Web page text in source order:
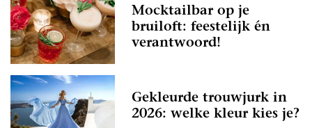
Mocktailbar op je
bruiloft: feestelijk én
verantwoord!
Gekleurde trouwjurk in
2026: welke kleur kies je?